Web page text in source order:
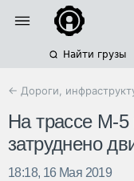
Найти грузы
← Дороги,
На трассе М-5
затруднено
18:18, 16 Мая 2019